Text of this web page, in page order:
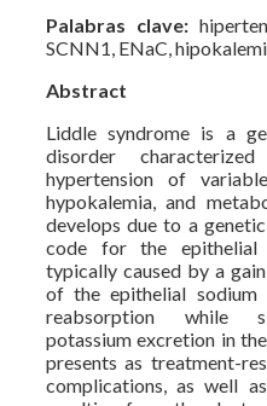
Palabras clave:
SCNN1, ENaC,
Abstract
Liddle syndrome is a
disorder
hypertension of
hypokalemia, and
develops due to a
code for the epithelial
typically caused by a
of the epithelial sodium
reabsorption while
potassium excretion in
presents as treatment-
complications, as well